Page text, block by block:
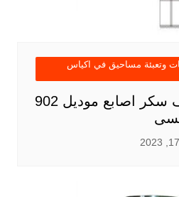
وتعبئة مساحيق في اكياس
ماكينة تعبئة وتغليف سكر اصابع موديل 902